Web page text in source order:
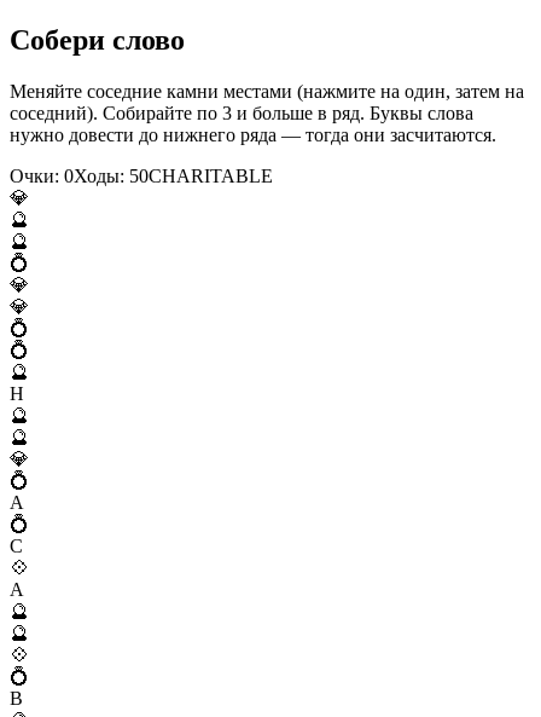
Собери слово
Меняйте соседние камни местами (нажмите на один, затем на
соседний). Собирайте по 3 и больше в ряд. Буквы слова
нужно довести до нижнего ряда — тогда они засчитаются.
Очки: 0Ходы: 50CHARITABLE
💎
🔮
🔮
💍
💎
💎
💍
💍
🔮
H
🔮
🔮
💎
💍
A
💍
C
💠
A
🔮
🔮
💠
💍
B